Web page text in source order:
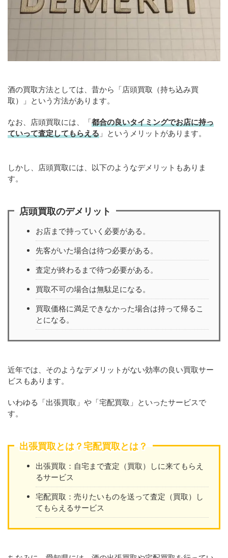
酒の買取方法としては、昔から「店頭買取（持ち込み買
取）」という方法があります。
なお、店頭買取には、「都合の良いタイミングでお店に持っ
ていって査定してもらえる 」というメリットがあります。
しかし、店頭買取には、以下のようなデメリットもありま
す。
店頭買取のデメリット
お店まで持っていく必要がある。
先客がいた場合は待つ必要がある。
査定が終わるまで待つ必要がある。
買取不可の場合は無駄足になる。
買取価格に満足できなかった場合は持って帰るこ
とになる。
近年では、そのようなデメリットがない効率の良い買取サー
ビスもあります。
いわゆる「出張買取」や「宅配買取」といったサービスで
す。
出張買取とは？宅配買取とは？
出張買取：自宅まで査定（買取）しに来てもらえ
るサービス
宅配買取：売りたいものを送って査定（買取）し
てもらえるサービス